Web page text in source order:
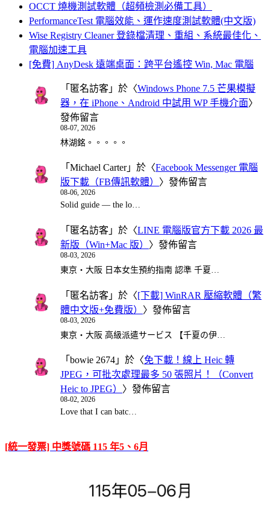
OCCT 燒機測試軟體（超頻檢測必備工具）
PerformanceTest 電腦效能、運作速度測試軟體(中文版)
Wise Registry Cleaner 登錄檔清理、重組、系統最佳化、
電腦加速工具
[免費] AnyDesk 遠端桌面：跨平台遙控 Win, Mac 電腦
「 匿名訪客 」於〈Windows Phone 7.5 芒果模擬
器，在 iPhone、Android 中試用 WP 手機介面〉
發佈留言
08-07, 2026
林湖銘。。。。。
「 Michael Carter」於〈Facebook Messenger 電腦
版下載（FB傳訊軟體） 〉發佈留言
08-06, 2026
Solid guide — the lo…
「 匿名訪客 」於〈LINE 電腦版官方下載 2026 最
新版（Win+Mac 版） 〉發佈留言
08-03, 2026
東京・大阪 日本女生預約指南 認準 千夏…
「 匿名訪客 」於〈[下載] WinRAR 壓縮軟體（繁
體中文版+免費版） 〉發佈留言
08-03, 2026
東京・大阪 高級派遣サービス 【千夏の伊…
「 bowie 2674 」於〈免下載！線上 Heic 轉
JPEG，可批次處理最多 50 張照片！（Convert
Heic to JPEG） 〉發佈留言
08-02, 2026
Love that I can batc…
[統一發票] 中獎號碼 115 年5、6月